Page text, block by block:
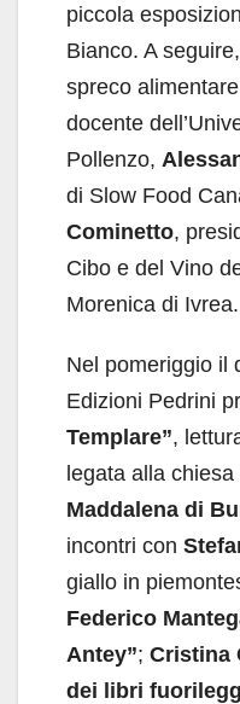
piccola
Bianco. A
spreco
docente
Pollenzo,
di Slow Food
Cominetto,
Cibo e del Vino
Morenica di Ivrea.
Nel pomeriggio il
Edizioni Pedrini
Templare”,
legata alla chiesa
Maddalena di
incontri con
giallo in
Federico
Antey”; Cristina
dei libri